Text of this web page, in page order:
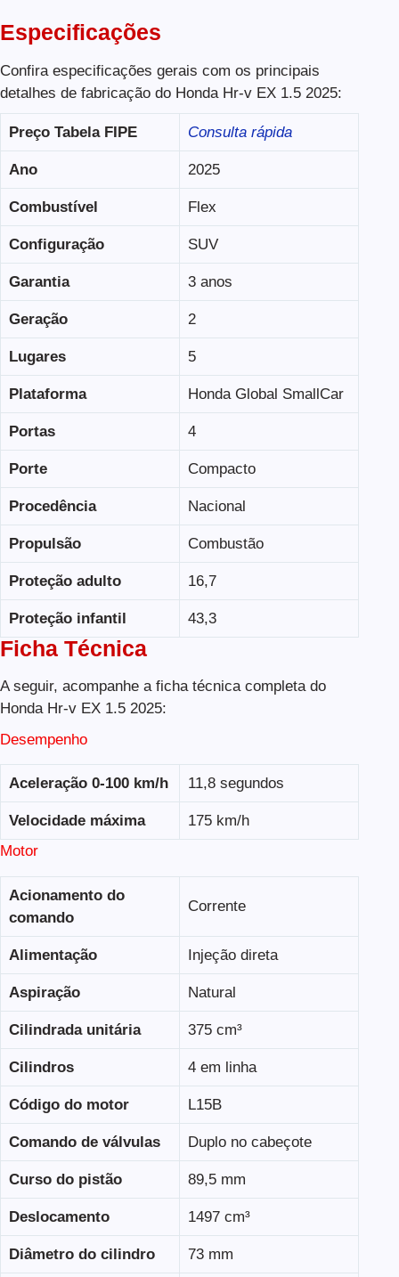
Especificações
Confira especificações gerais com os principais
detalhes de fabricação do Honda Hr-v EX 1.5 2025:
Preço Tabela FIPE Consulta rápida
Ano 2025
Combustível Flex
Configuração SUV
Garantia 3 anos
Geração 2
Lugares 5
Plataforma Honda Global SmallCar
Portas 4
Porte Compacto
Procedência Nacional
Propulsão Combustão
Proteção adulto 16,7
Proteção infantil 43,3
Ficha Técnica
A seguir, acompanhe a ficha técnica completa do
Honda Hr-v EX 1.5 2025:
Desempenho
Aceleração 0-100 km/h 11,8 segundos
Velocidade máxima
175 km/h
Motor
Acionamento do
comando
Corrente
Alimentação Injeção direta
Aspiração Natural
Cilindrada unitária 375 cm³
Cilindros 4 em linha
Código do motor L15B
Comando de válvulas Duplo no cabeçote
Curso do pistão 89,5 mm
Deslocamento 1497 cm³
Diâmetro do cilindro 73 mm